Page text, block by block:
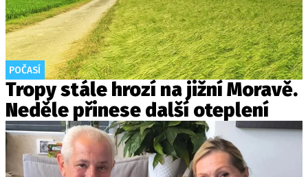
POČASÍ
Tropy stále hrozí na jižní Moravě.
Neděle přinese další oteplení